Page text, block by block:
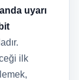
uyarı
ilk